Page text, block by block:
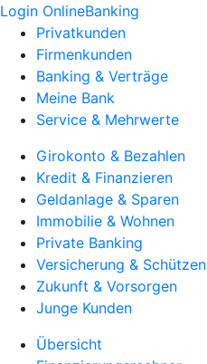
Login OnlineBanking
Privatkunden
Firmenkunden
Banking & Verträge
Meine Bank
Service & Mehrwerte
Girokonto & Bezahlen
Kredit & Finanzieren
Geldanlage & Sparen
Immobilie & Wohnen
Private Banking
Versicherung & Schützen
Zukunft & Vorsorgen
Junge Kunden
Übersicht